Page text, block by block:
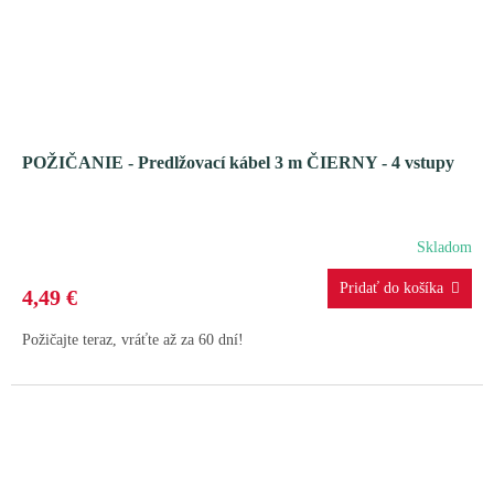
POŽIČANIE - Predlžovací kábel 3 m ČIERNY - 4 vstupy
Skladom
4,49 €
Požičajte teraz, vráťte až za 60 dní!